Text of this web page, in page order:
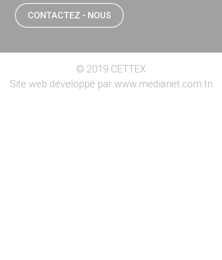
CONTACTEZ - NOUS
© 2019 CETTEX
Site web développé par www.medianet.com.tn